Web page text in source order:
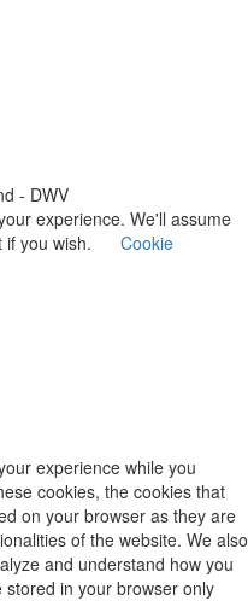
- DWV
experience. We'll assume
you wish.
Cookie
experience while you
cookies, the cookies that
on your browser as they are
of the website. We also
and understand how you
in your browser only